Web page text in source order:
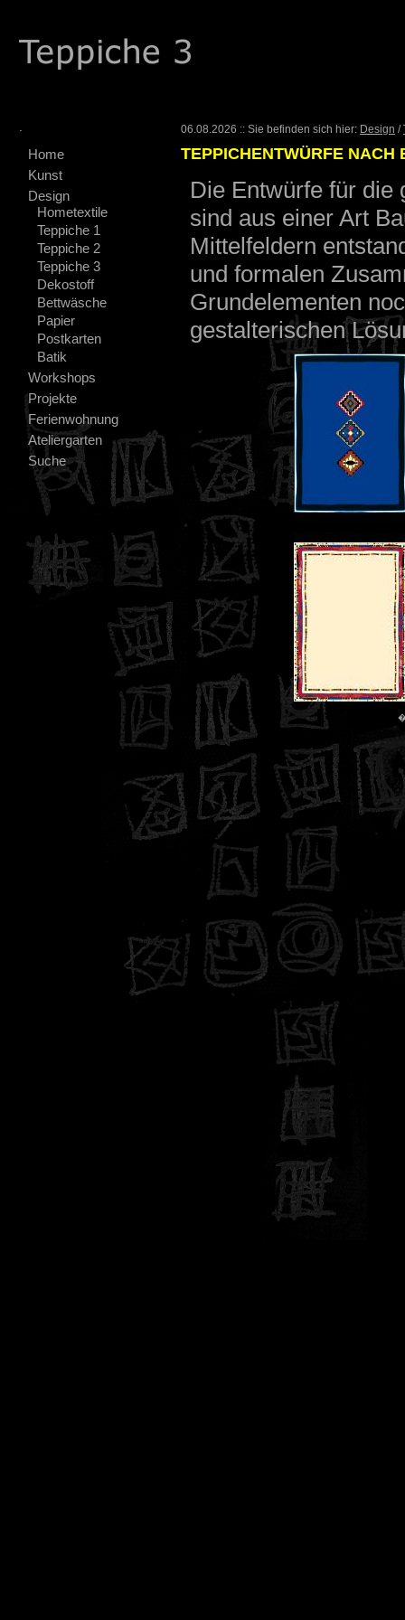
Home
Kunst
Design
Hometextile
Teppiche 1
Teppiche 2
Teppiche 3
Dekostoff
Bettwäsche
Papier
Postkarten
Batik
Workshops
Projekte
Ferienwohnung
Ateliergarten
Suche
06.08.2026 :: Sie befinden sich hier: Design /
TEPPICHENTWÜRFE NACH
Die Entwürfe für die
sind aus einer Art
Mittelfeldern
und formalen
Grundelementen
gestalterischen
�